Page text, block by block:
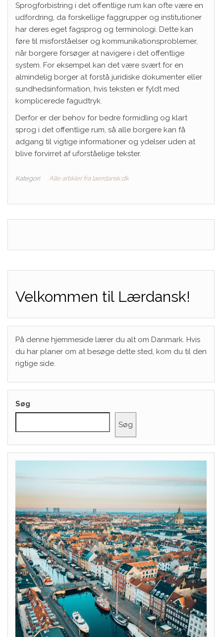
Sprogforbistring i det offentlige rum kan ofte være en
udfordring, da forskellige faggrupper og institutioner
har deres eget fagsprog og terminologi. Dette kan
føre til misforståelser og kommunikationsproblemer,
når borgere forsøger at navigere i det offentlige
system. For eksempel kan det være svært for en
almindelig borger at forstå juridiske dokumenter eller
sundhedsinformation, hvis teksten er fyldt med
komplicerede fagudtryk.
Derfor er der behov for bedre formidling og klart
sprog i det offentlige rum, så alle borgere kan få
adgang til vigtige informationer og ydelser uden at
blive forvirret af uforståelige tekster.
Kategori Alle artikler fra laerdansk.dk
Velkommen til Lærdansk!
På denne hjemmeside lærer du alt om Danmark. Hvis
du har planer om at besøge dette sted, kom du til den
rigtige side.
Søg
Søg